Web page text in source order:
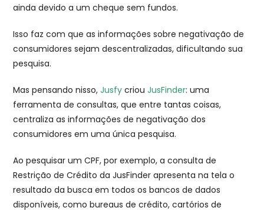
ainda devido a um cheque sem fundos.
Isso faz com que as informações sobre negativação de
consumidores sejam descentralizadas, dificultando sua
pesquisa.
Mas pensando nisso,JusfycriouJusFinder: uma
ferramenta de consultas, que entre tantas coisas,
centraliza as informações de negativação dos
consumidores em uma única pesquisa.
Ao pesquisar um CPF, por exemplo, a consulta de
Restrição de Crédito da JusFinder apresenta na tela o
resultado da busca em todos os bancos de dados
disponíveis, como bureaus de crédito, cartórios de